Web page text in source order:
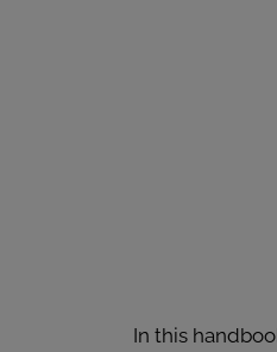
In this